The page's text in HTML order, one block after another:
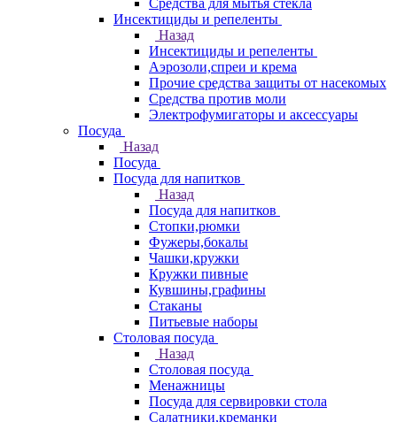
Средства для мытья стекла
Инсектициды и репеленты
Назад
Инсектициды и репеленты
Аэрозоли,спреи и крема
Прочие средства защиты от насекомых
Средства против моли
Электрофумигаторы и аксессуары
Посуда
Назад
Посуда
Посуда для напитков
Назад
Посуда для напитков
Стопки,рюмки
Фужеры,бокалы
Чашки,кружки
Кружки пивные
Кувшины,графины
Стаканы
Питьевые наборы
Столовая посуда
Назад
Столовая посуда
Менажницы
Посуда для сервировки стола
Салатники,креманки